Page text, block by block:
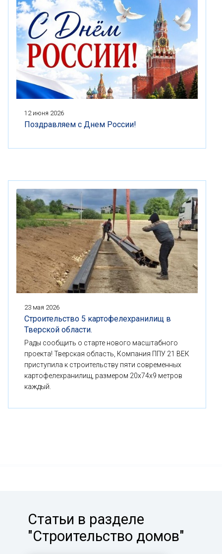
12 июня 2026
Поздравляем с Днем России!
23 мая 2026
Строительство 5 картофелехранилищ в
Тверской области.
Рады сообщить о старте нового масштабного
проекта! Тверская область, Компания ППУ 21 ВЕК
приступила к строительству пяти современных
картофелехранилищ, размером 20x74x9 метров
каждый.
Статьи в разделе
"Строительство домов"